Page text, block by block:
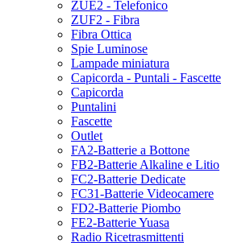
ZUE2 - Telefonico
ZUF2 - Fibra
Fibra Ottica
Spie Luminose
Lampade miniatura
Capicorda - Puntali - Fascette
Capicorda
Puntalini
Fascette
Outlet
FA2-Batterie a Bottone
FB2-Batterie Alkaline e Litio
FC2-Batterie Dedicate
FC31-Batterie Videocamere
FD2-Batterie Piombo
FE2-Batterie Yuasa
Radio Ricetrasmittenti